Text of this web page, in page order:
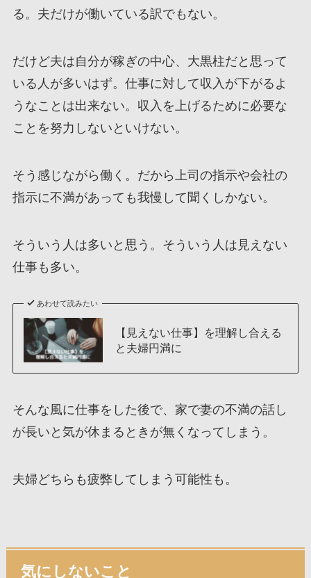
る。夫だけが働いている訳でもない。
だけど夫は自分が稼ぎの中心、大黒柱だと思って
いる人が多いはず。仕事に対して収入が下がるよ
うなことは出来ない。収入を上げるために必要な
ことを努力しないといけない。
そう感じながら働く。だから上司の指示や会社の
指示に不満があっても我慢して聞くしかない。
そういう人は多いと思う。そういう人は見えない
仕事も多い。
あわせて読みたい
【見えない仕事】を理解し合える
と夫婦円満に
そんな風に仕事をした後で、家で妻の不満の話し
が長いと気が休まるときが無くなってしまう。
夫婦どちらも疲弊してしまう可能性も。
気にしないこと